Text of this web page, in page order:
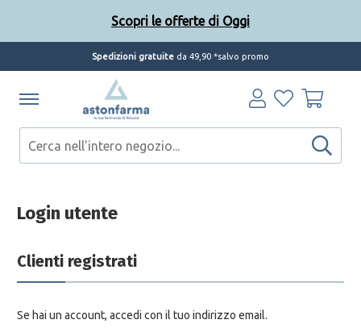
Spedizioni gratuite da 49,90 *salvo promo
Login utente
Clienti registrati
Se hai un account, accedi con il tuo indirizzo email.
Scopri le offerte di Oggi